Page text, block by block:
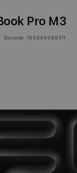
Pro M3
Barcode: 195949099311